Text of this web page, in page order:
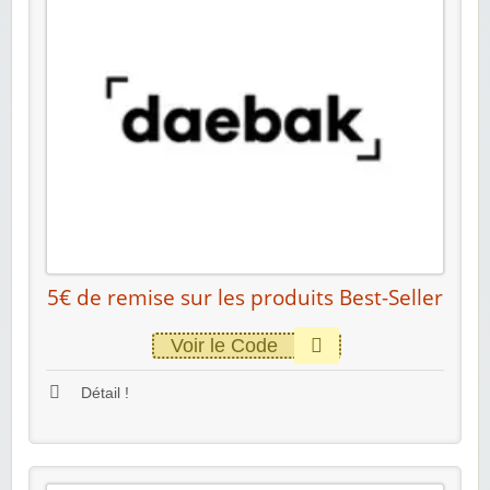
5€ de remise sur les produits Best-Seller
Voir le Code
Détail !